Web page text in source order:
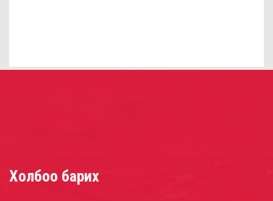
Холбоо барих